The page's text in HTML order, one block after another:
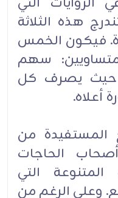
هذه الثلاثة
فيكون الخمس
سهم
حيث يصرف كل
أعلاه.
المستفيدة من
الحاجات
المتنوعة التي
وعلى الرغم من